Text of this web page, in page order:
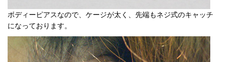
ボディーピアスなので、ケージが太く、先端もネジ式のキャッチ
になっております。